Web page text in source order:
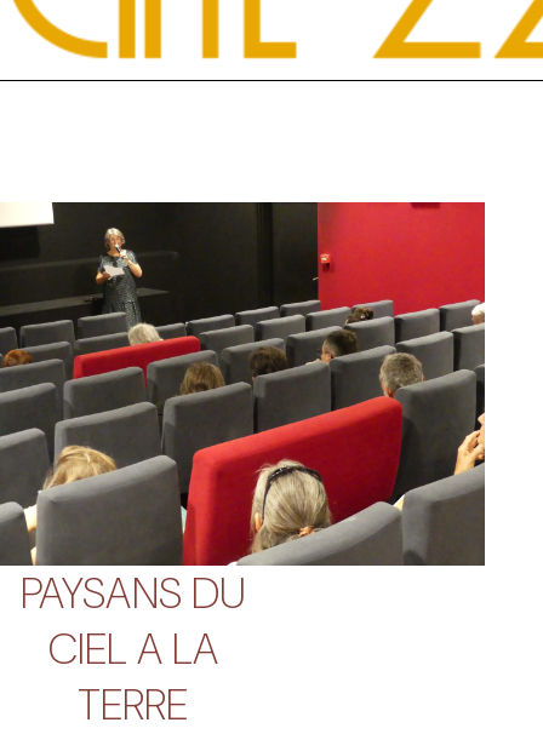
PAYSANS DU
CIEL A LA
TERRE